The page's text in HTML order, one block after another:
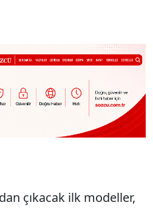
çıkacak ilk modeller,